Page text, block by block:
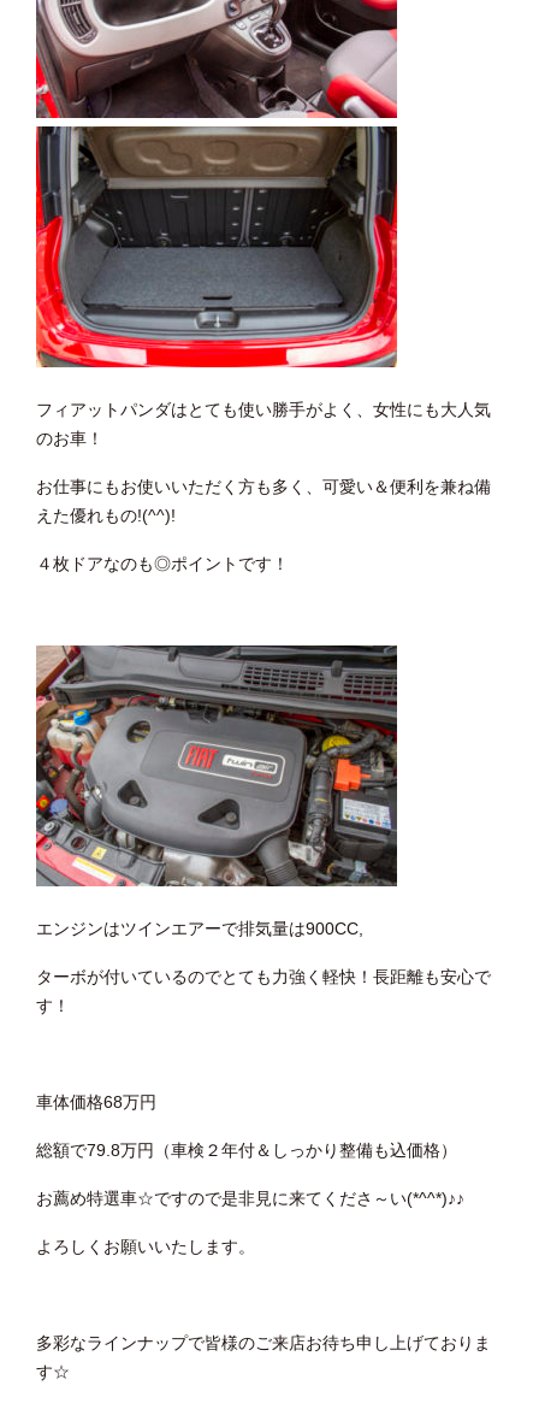
フィアットパンダはとても使い勝手がよく、女性にも大人気
のお車！
お仕事にもお使いいただく方も多く、可愛い＆便利を兼ね備
えた優れもの!(^^)!
４枚ドアなのも◎ポイントです！
エンジンはツインエアーで排気量は900CC,
ターボが付いているのでとても力強く軽快！長距離も安心で
す！
車体価格68万円
総額で79.8万円（車検２年付＆しっかり整備も込価格）
お薦め特選車☆ですので是非見に来てくださ～い(*^^*)♪♪
よろしくお願いいたします。
多彩なラインナップで皆様のご来店お待ち申し上げておりま
す☆